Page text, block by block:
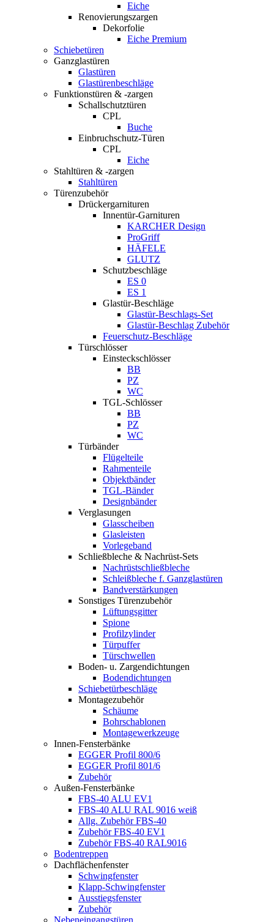
Eiche
Renovierungszargen
Dekorfolie
Eiche Premium
Schiebetüren
Ganzglastüren
Glastüren
Glastürenbeschläge
Funktionstüren & -zargen
Schallschutztüren
CPL
Buche
Einbruchschutz-Türen
CPL
Eiche
Stahltüren & -zargen
Stahltüren
Türenzubehör
Drückergarnituren
Innentür-Garnituren
KARCHER Design
ProGriff
HÄFELE
GLUTZ
Schutzbeschläge
ES 0
ES 1
Glastür-Beschläge
Glastür-Beschlags-Set
Glastür-Beschlag Zubehör
Feuerschutz-Beschläge
Türschlösser
Einsteckschlösser
BB
PZ
WC
TGL-Schlösser
BB
PZ
WC
Türbänder
Flügelteile
Rahmenteile
Objektbänder
TGL-Bänder
Designbänder
Verglasungen
Glasscheiben
Glasleisten
Vorlegeband
Schließbleche & Nachrüst-Sets
Nachrüstschließbleche
Schleißbleche f. Ganzglastüren
Bandverstärkungen
Sonstiges Türenzubehör
Lüftungsgitter
Spione
Profilzylinder
Türpuffer
Türschwellen
Boden- u. Zargendichtungen
Bodendichtungen
Schiebetürbeschläge
Montagezubehör
Schäume
Bohrschablonen
Montagewerkzeuge
Innen-Fensterbänke
EGGER Profil 800/6
EGGER Profil 801/6
Zubehör
Außen-Fensterbänke
FBS-40 ALU EV1
FBS-40 ALU RAL 9016 weiß
Allg. Zubehör FBS-40
Zubehör FBS-40 EV1
Zubehör FBS-40 RAL9016
Bodentreppen
Dachflächenfenster
Schwingfenster
Klapp-Schwingfenster
Ausstiegsfenster
Zubehör
Nebeneingangstüren